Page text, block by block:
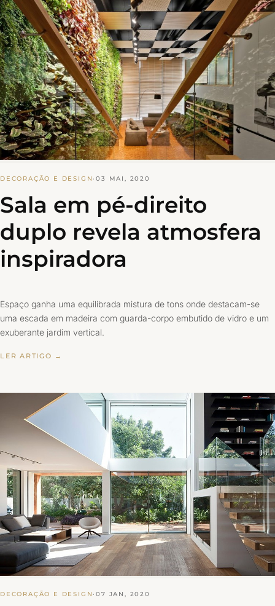
DECORAÇÃO E DESIGN·03 MAI, 2020
Sala em pé-direito
duplo revela atmosfera
inspiradora
Espaço ganha uma equilibrada mistura de tons onde destacam-se
uma escada em madeira com guarda-corpo embutido de vidro e um
exuberante jardim vertical.
LER ARTIGO →
DECORAÇÃO E DESIGN·07 JAN, 2020